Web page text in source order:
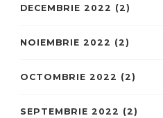
DECEMBRIE 2022 (2)
NOIEMBRIE 2022 (2)
OCTOMBRIE 2022 (2)
SEPTEMBRIE 2022 (2)